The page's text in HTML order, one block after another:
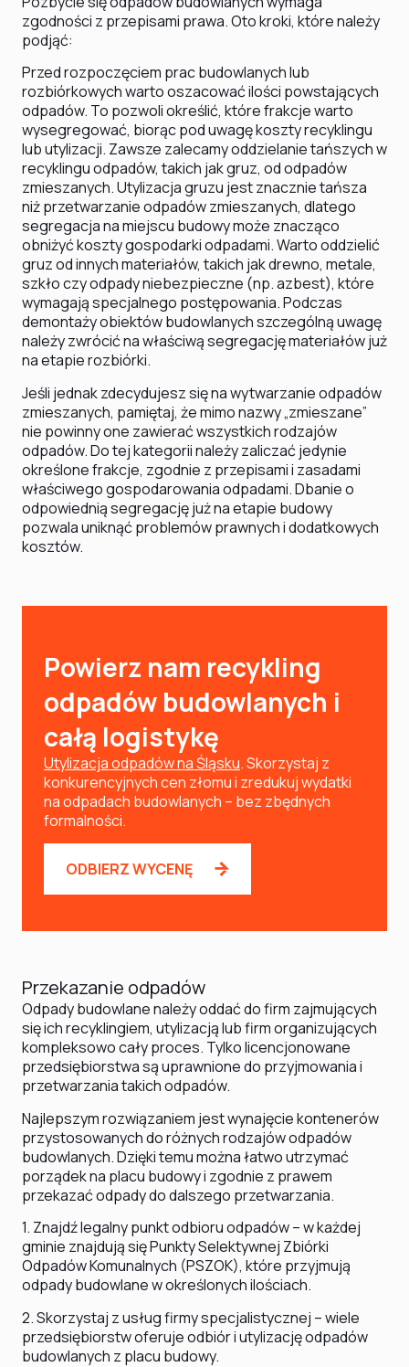
zgodności z przepisami prawa. Oto kroki, które należy
podjąć:
Przed rozpoczęciem prac budowlanych lub
rozbiórkowych warto oszacować ilości powstających
odpadów. To pozwoli określić, które frakcje warto
wysegregować, biorąc pod uwagę koszty recyklingu
lub utylizacji. Zawsze zalecamy oddzielanie tańszych w
recyklingu odpadów, takich jak gruz, od odpadów
zmieszanych. Utylizacja gruzu jest znacznie tańsza
niż przetwarzanie odpadów zmieszanych, dlatego
segregacja na miejscu budowy może znacząco
obniżyć koszty gospodarki odpadami. Warto oddzielić
gruz od innych materiałów, takich jak drewno, metale,
szkło czy odpady niebezpieczne (np. azbest), które
wymagają specjalnego postępowania. Podczas
demontaży obiektów budowlanych szczególną uwagę
należy zwrócić na właściwą segregację materiałów już
na etapie rozbiórki.
Jeśli jednak zdecydujesz się na wytwarzanie odpadów
zmieszanych, pamiętaj, że mimo nazwy „zmieszane”
nie powinny one zawierać wszystkich rodzajów
odpadów. Do tej kategorii należy zaliczać jedynie
określone frakcje, zgodnie z przepisami i zasadami
właściwego gospodarowania odpadami. Dbanie o
odpowiednią segregację już na etapie budowy
pozwala uniknąć problemów prawnych i dodatkowych
kosztów.
Powierz nam recykling
odpadów budowlanych i
całą logistykę
Utylizacja odpadów na Śląsku. Skorzystaj z
konkurencyjnych cen złomu i zredukuj wydatki
na odpadach budowlanych – bez zbędnych
formalności.
ODBIERZ WYCENĘ
Przekazanie odpadów
Odpady budowlane należy oddać do firm zajmujących
się ich recyklingiem, utylizacją lub firm organizujących
kompleksowo cały proces. Tylko licencjonowane
przedsiębiorstwa są uprawnione do przyjmowania i
przetwarzania takich odpadów.
Najlepszym rozwiązaniem jest wynajęcie kontenerów
przystosowanych do różnych rodzajów odpadów
budowlanych. Dzięki temu można łatwo utrzymać
porządek na placu budowy i zgodnie z prawem
przekazać odpady do dalszego przetwarzania.
1. Znajdź legalny punkt odbioru odpadów – w każdej
gminie znajdują się Punkty Selektywnej Zbiórki
Odpadów Komunalnych (PSZOK), które przyjmują
odpady budowlane w określonych ilościach.
2. Skorzystaj z usług firmy specjalistycznej – wiele
przedsiębiorstw oferuje odbiór i utylizację odpadów
budowlanych z placu budowy.